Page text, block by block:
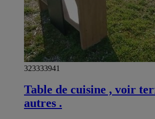
323333941
Table de cuisine , voir
autres .